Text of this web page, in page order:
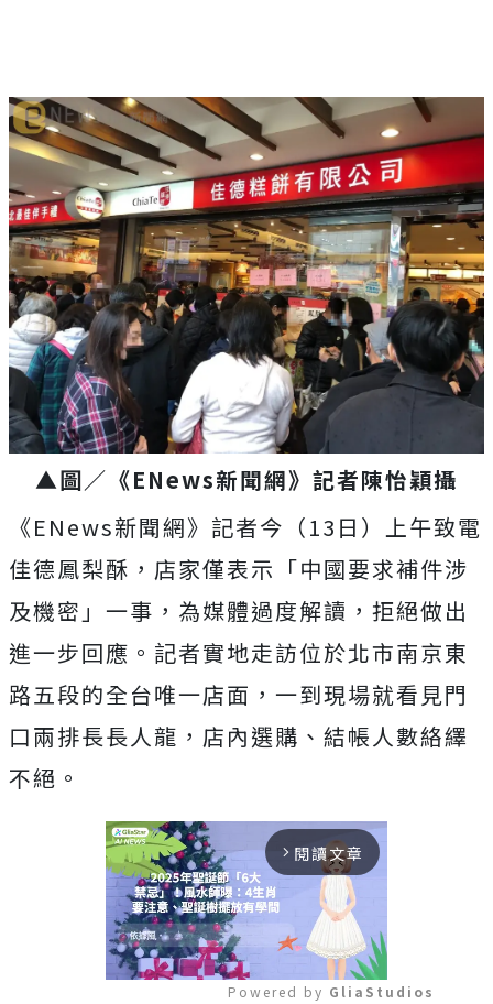
▲圖／《ENews新聞網》記者陳怡穎攝
《ENews新聞網》記者今（13日）上午致電
佳德鳳梨酥，店家僅表示「中國要求補件涉
及機密」一事，為媒體過度解讀，拒絕做出
進一步回應。記者實地走訪位於北市南京東
路五段的全台唯一店面，一到現場就看見門
口兩排長長人龍，店內選購、結帳人數絡繹
不絕。
arrow_forward_ios 閱讀文章
Powered by GliaStudios